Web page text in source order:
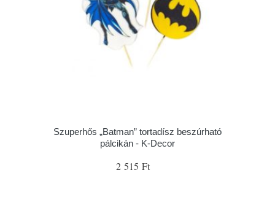
Szuperhős „Batman” tortadísz beszúrható
pálcikán - K-Decor
2 515 Ft